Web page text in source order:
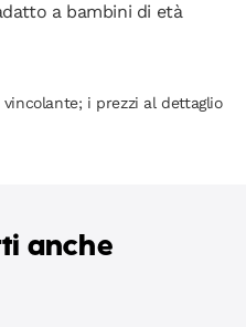
a bambini di età
i prezzi al dettaglio
anche